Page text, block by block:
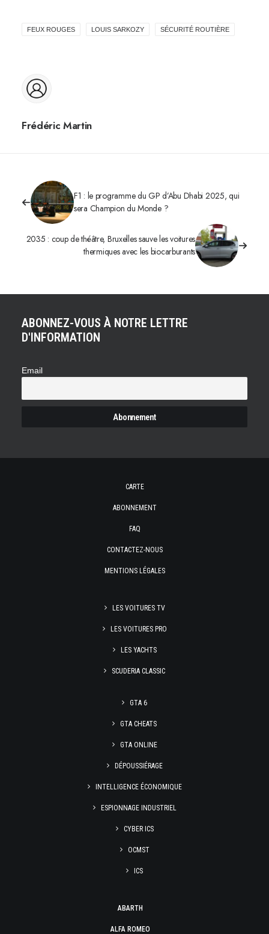
FEUX ROUGES LOUIS SARKOZY SÉCURITÉ ROUTIÈRE
Frédéric Martin
F1 : le programme du GP d’Abu Dhabi 2025, qui
sera Champion du Monde ?
2035 : coup de théâtre, Bruxelles sauve les voitures
thermiques avec les biocarburants
ABONNEZ-VOUS À NOTRE LETTRE
D'INFORMATION
Email
CARTE
ABONNEMENT
FAQ
CONTACTEZ-NOUS
MENTIONS LÉGALES
LES VOITURES TV
LES VOITURES PRO
LES YACHTS
SCUDERIA CLASSIC
GTA 6
GTA CHEATS
GTA ONLINE
DÉPOUSSIÉRAGE
INTELLIGENCE ÉCONOMIQUE
ESPIONNAGE INDUSTRIEL
CYBER ICS
OCMST
ICS
ABARTH
ALFA ROMEO